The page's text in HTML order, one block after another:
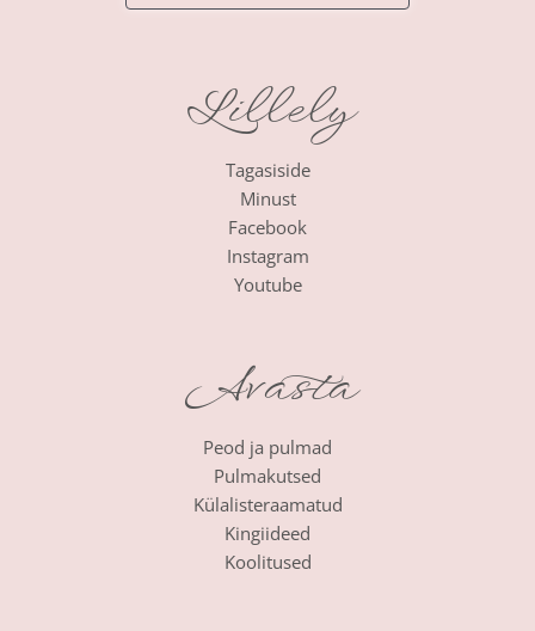
Lillely
Tagasiside
Minust
Facebook
Instagram
Youtube
Avasta
Peod ja pulmad
Pulmakutsed
Külalisteraamatud
Kingiideed
Koolitused